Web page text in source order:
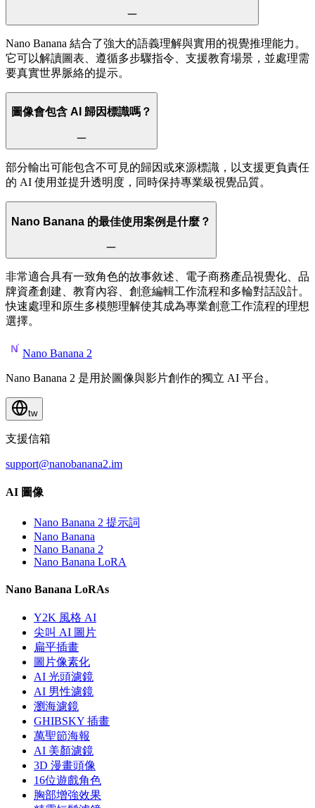
Nano Banana 結合了強大的語義理解與實用的視覺推理能力。
它可以解讀圖表、遵循多步驟指令、支援教育場景，並處理需
要真實世界脈絡的提示。
圖像會包含 AI 歸因標識嗎？
部分輸出可能包含不可見的歸因或來源標識，以支援更負責任
的 AI 使用並提升透明度，同時保持專業級視覺品質。
Nano Banana 的最佳使用案例是什麼？
非常適合具有一致角色的故事敘述、電子商務產品視覺化、品
牌資產創建、教育內容、創意編輯工作流程和多輪對話設計。
快速處理和原生多模態理解使其成為專業創意工作流程的理想
選擇。
Nano Banana 2
Nano Banana 2 是用於圖像與影片創作的獨立 AI 平台。
tw
支援信箱
support@nanobanana2.im
AI 圖像
Nano Banana 2 提示詞
Nano Banana
Nano Banana 2
Nano Banana LoRA
Nano Banana LoRAs
Y2K 風格 AI
尖叫 AI 圖片
扁平插畫
圖片像素化
AI 光頭濾鏡
AI 男性濾鏡
瀏海濾鏡
GHIBSKY 插畫
萬聖節海報
AI 美顏濾鏡
3D 漫畫頭像
16位遊戲角色
胸部增強效果